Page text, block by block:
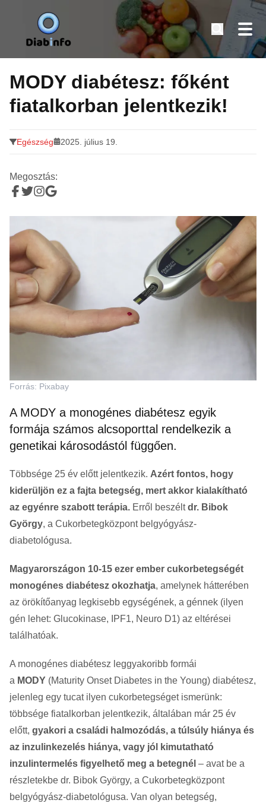
Tovább
tartalomra
Diabinfo.hu – Információk cukorbetegeknek
MODY diabétesz: főként
fiatalkorban jelentkezik!
Egészség 2025. július 19.
Megosztás:
Forrás: Pixabay
A MODY a monogénes diabétesz egyik
formája számos alcsoporttal rendelkezik a
genetikai károsodástól függően.
Többsége 25 év előtt jelentkezik. Azért fontos, hogy
kiderüljön ez a fajta betegség, mert akkor kialakítható
az egyénre szabott terápia. Erről beszéltdr. Bibok
György, a Cukorbetegközpont belgyógyász-
diabetológusa.
Magyarországon 10-15 ezer ember cukorbetegségét
monogénes diabétesz okozhatja, amelynek hátterében
az örökítőanyag legkisebb egységének, a génnek (ilyen
gén lehet: Glucokinase, IPF1, Neuro D1) az eltérései
találhatóak.
A monogénes diabétesz leggyakoribb formái
a MODY (Maturity Onset Diabetes in the Young) diabétesz,
jelenleg egy tucat ilyen cukorbetegséget ismerünk:
többsége fiatalkorban jelentkezik, általában már 25 év
előtt, gyakori a családi halmozódás, a túlsúly hiánya és
az inzulinkezelés hiánya, vagy jól kimutatható
inzulintermelés figyelhető meg a betegnél – avat be a
részletekbe dr. Bibok György, a Cukorbetegközpont
belgyógyász-diabetológusa. Van olyan betegség,